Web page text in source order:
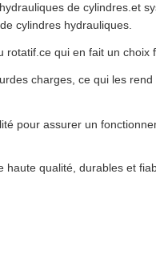
de cylindres.et
cylindres hydrauliques.
qui en fait un choix
charges, ce qui les
pour assurer un
qualité, durables et